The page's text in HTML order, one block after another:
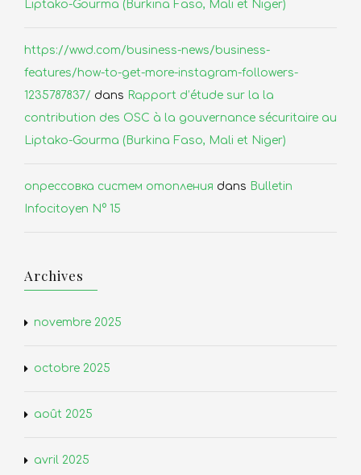
Liptako-Gourma (Burkina Faso, Mali et Niger)
https://wwd.com/business-news/business-
features/how-to-get-more-instagram-followers-
1235787837/ dans Rapport d’étude sur la la
contribution des OSC à la gouvernance sécuritaire au
Liptako-Gourma (Burkina Faso, Mali et Niger)
опрессовка систем отопления dans Bulletin
Infocitoyen N° 15
Archives
novembre 2025
octobre 2025
août 2025
avril 2025